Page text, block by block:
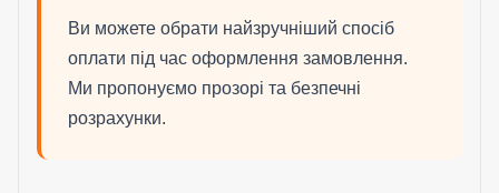
Ви можете обрати найзручніший спосіб
оплати під час оформлення замовлення.
Ми пропонуємо прозорі та безпечні
розрахунки.